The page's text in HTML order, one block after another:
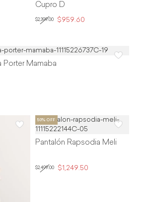
Cupro D
$2,399.00 $959.60
Porter Mamaba
Pantalón Rapsodia Meli
$2,499.00 $1,249.50